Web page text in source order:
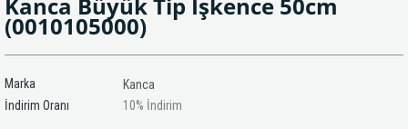
(0010105000)
Marka
Kanca
İndirim Oranı
%
10 İndirim